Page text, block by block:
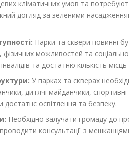
кліматичних умов та
догляд за зеленими
Парки та сквери повинні
фізичних можливостей та
та достатню кількість
У парках та скверах
дитячі майданчики,
освітлення та безпеку.
Необхідно залучати громаду до
консультації з